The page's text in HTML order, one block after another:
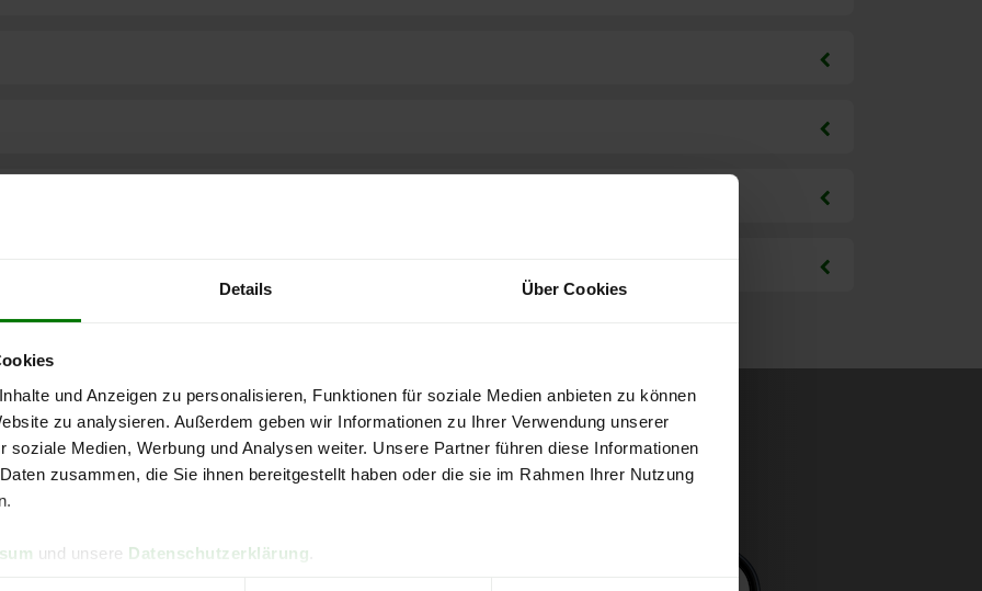
Details Über Cookies
und Anzeigen zu personalisieren, Funktionen für soziale Medien anbieten zu können
zu analysieren. Außerdem geben wir Informationen zu Ihrer Verwendung unserer
soziale Medien, Werbung und Analysen weiter. Unsere Partner führen diese Informationen
zusammen, die Sie ihnen bereitgestellt haben oder die sie im Rahmen Ihrer Nutzung
und unsere Datenschutzerklärung
kostenlose
direkt online bestellen